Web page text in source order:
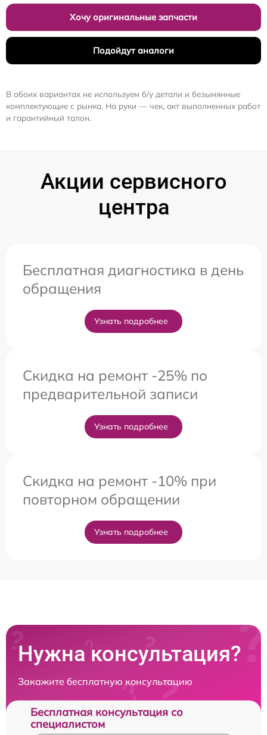
Хочу оригинальные запчасти
Подойдут аналоги
В обоих вариантах не используем б/у детали и безымянные
комплектующие с рынка. На руки — чек, акт выполненных работ
и гарантийный талон.
Акции сервисного
центра
Бесплатная диагностика в день
обращения
Узнать подробнее
Скидка на ремонт -25% по
предварительной записи
Узнать подробнее
Скидка на ремонт -10% при
повторном обращении
Узнать подробнее
Нужна консультация?
Закажите бесплатную консультацию
Бесплатная консультация со
специалистом